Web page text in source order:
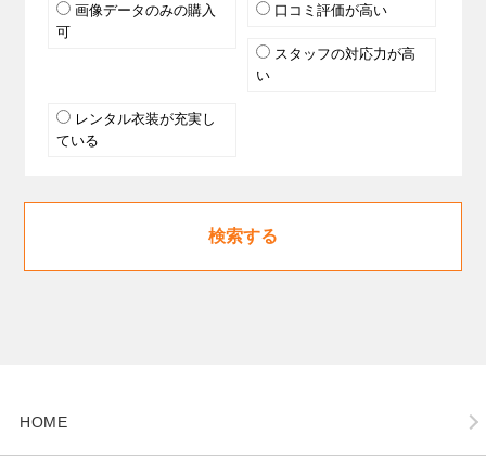
画像データのみの購入
可
口コミ評価が高い
スタッフの対応力が高
い
レンタル衣装が充実し
ている
検索する
HOME